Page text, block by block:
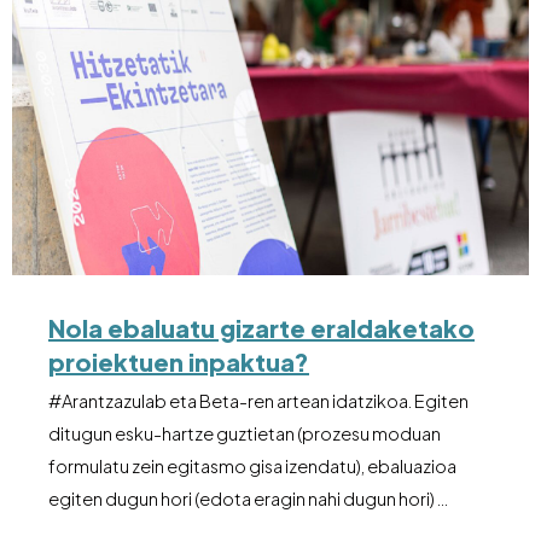
Nola ebaluatu gizarte eraldaketako
proiektuen inpaktua?
#Arantzazulab eta Beta-ren artean idatzikoa. Egiten
ditugun esku-hartze guztietan (prozesu moduan
formulatu zein egitasmo gisa izendatu), ebaluazioa
egiten dugun hori (edota eragin nahi dugun hori) …